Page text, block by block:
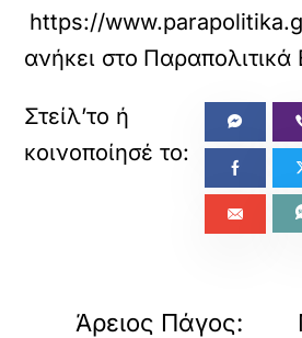
https://
ανήκει στο Παραπολιτικά
Άρειος Πάγος: